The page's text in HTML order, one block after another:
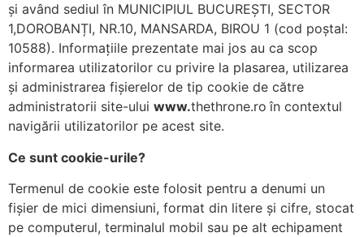
și având sediul în MUNICIPIUL BUCUREȘTI, SECTOR
1,DOROBANȚI, NR.10, MANSARDA, BIROU 1 (cod poștal:
10588). Informațiile prezentate mai jos au ca scop
informarea utilizatorilor cu privire la plasarea, utilizarea
și administrarea fișierelor de tip cookie de către
administratorii site-ului www.thethrone.ro în contextul
navigării utilizatorilor pe acest site.
Ce sunt cookie-urile?
Termenul de cookie este folosit pentru a denumi un
fișier de mici dimensiuni, format din litere și cifre, stocat
pe computerul, terminalul mobil sau pe alt echipament